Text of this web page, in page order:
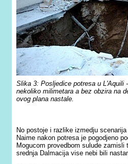
Slika 3: Posljedice potresa u L'Aquili
nekoliko milimetara a bez obzira na
ovog plana nastale.
No postoje i razlike izmedju
Naime nakon potresa je pogodjeno
Mogucom provedbom sulude
srednja Dalmacija vise nebi bili